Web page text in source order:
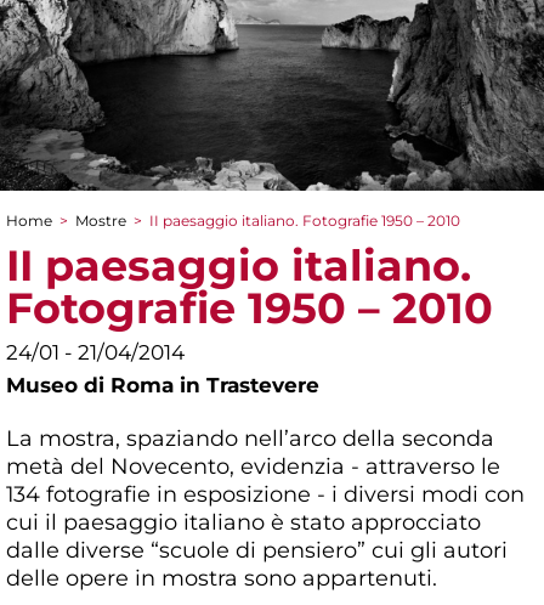
Tu sei qui
Home > Mostre > II paesaggio italiano. Fotografie 1950 – 2010
II paesaggio italiano.
Fotografie 1950 – 2010
24/01 - 21/04/2014
Museo di Roma in Trastevere
La mostra, spaziando nell’arco della seconda
metà del Novecento, evidenzia - attraverso le
134 fotografie in esposizione - i diversi modi con
cui il paesaggio italiano è stato approcciato
dalle diverse “scuole di pensiero” cui gli autori
delle opere in mostra sono appartenuti.